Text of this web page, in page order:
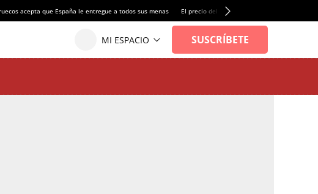
acepta que España le entregue a todos sus menas El precio del alquiler de vivienda baja por